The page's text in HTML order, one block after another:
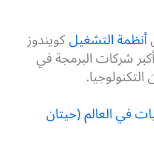
أنظمة التشغيلكويندوز
شركات البرمجة في
في العالم (حيتان